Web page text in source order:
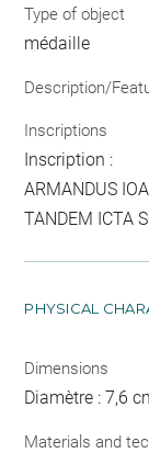
Type of object
médaille
Description/
Inscriptions
Inscription :
ARMANDUS
TANDEM ICTA
PHYSICAL
Dimensions
Diamètre : 7,6
Materials and